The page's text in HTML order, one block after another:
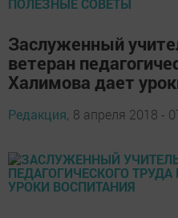
ПОЛЕЗНЫЕ СОВЕТЫ
Заслуженный
ветеран
Халимова дает
Редакция, 8 апреля 2018 -